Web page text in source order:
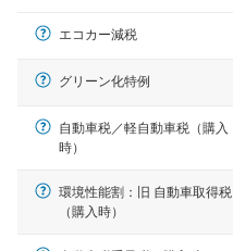
エコカー減税
グリーン化特例
自動車税／軽自動車税（購入
時）
環境性能割：旧 自動車取得税
（購入時）